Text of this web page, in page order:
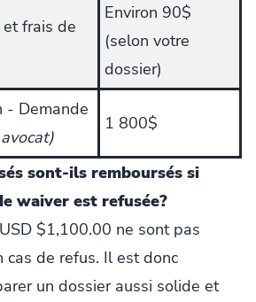
et frais de
Environ 90$
(selon votre
dossier)
- Demande
1 800$
sont-ils remboursés si
waiver est refusée?
$1,100.00 ne sont pas
cas de refus. Il est donc
un dossier aussi solide et